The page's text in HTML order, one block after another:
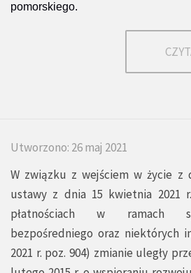
pomorskiego.
Utworzono: 26 maj 2021
W związku z wejściem w życie z
ustawy z dnia 15 kwietnia 2021
płatnościach w ramach
bezpośredniego oraz niektórych
2021 r. poz. 904) zmianie uległy